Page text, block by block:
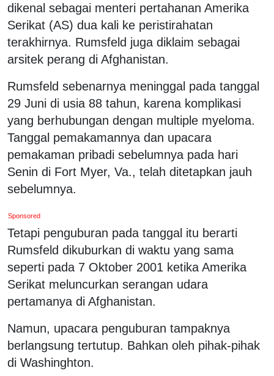
dikenal sebagai menteri pertahanan Amerika
Serikat (AS) dua kali ke peristirahatan
terakhirnya. Rumsfeld juga diklaim sebagai
arsitek perang di Afghanistan.
Rumsfeld sebenarnya meninggal pada tanggal
29 Juni di usia 88 tahun, karena komplikasi
yang berhubungan dengan multiple myeloma.
Tanggal pemakamannya dan upacara
pemakaman pribadi sebelumnya pada hari
Senin di Fort Myer, Va., telah ditetapkan jauh
sebelumnya.
Sponsored
Tetapi penguburan pada tanggal itu berarti
Rumsfeld dikuburkan di waktu yang sama
seperti pada 7 Oktober 2001 ketika Amerika
Serikat meluncurkan serangan udara
pertamanya di Afghanistan.
Namun, upacara penguburan tampaknya
berlangsung tertutup. Bahkan oleh pihak-pihak
di Washinghton.